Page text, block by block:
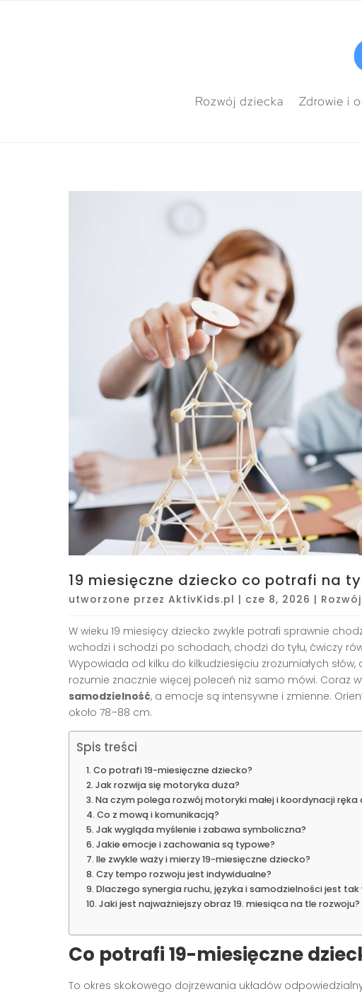
Rozwój dziecka Zdrowie i
19 miesięczne dziecko co potrafi na
utworzone przez AktivKids.pl | cze 8, 2026 |
W wieku 19 miesięcy dziecko zwykle potrafi sprawnie
wchodzi i schodzi po schodach, chodzi do tyłu, ćwiczy
Wypowiada od kilku do kilkudziesięciu zrozumiałych
rozumie znacznie więcej poleceń niż samo mówi. Coraz
samodzielność, a emocje są intensywne i zmienne.
około 78–88 cm.
Spis treści
Co potrafi 19-miesięczne dziecko?
Jak rozwija się motoryka duża?
Na czym polega rozwój motoryki małej i koordynacji ręka
Co z mową i komunikacją?
Jak wygląda myślenie i zabawa symboliczna?
Jakie emocje i zachowania są typowe?
Ile zwykle waży i mierzy 19-miesięczne dziecko?
Czy tempo rozwoju jest indywidualne?
Dlaczego synergia ruchu, języka i samodzielności jest tak
Jaki jest najważniejszy obraz 19. miesiąca na tle rozwoju?
Co potrafi 19-miesięczne
To okres skokowego dojrzewania układów